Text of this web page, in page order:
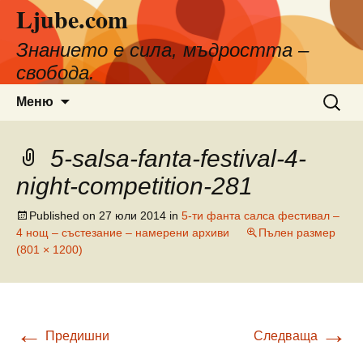
съдържанието
Ljube.com
Знанието е сила, мъдростта –
свобода.
Меню
за:
5-salsa-fanta-festival-4-
night-competition-281
Published on 27 юли 2014 in 5-ти фанта салса фестивал –
4 нощ – състезание – намерени архиви
Пълен размер
(801 × 1200)
← Предишни Следваща →